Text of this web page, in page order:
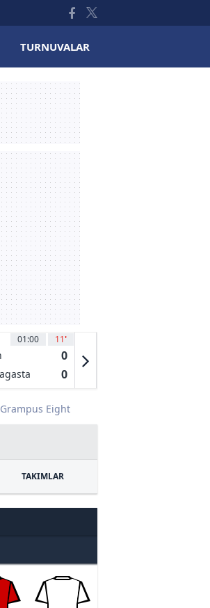
TURNUVALAR
01:00 11'
0
0
Eight
TAKIMLAR